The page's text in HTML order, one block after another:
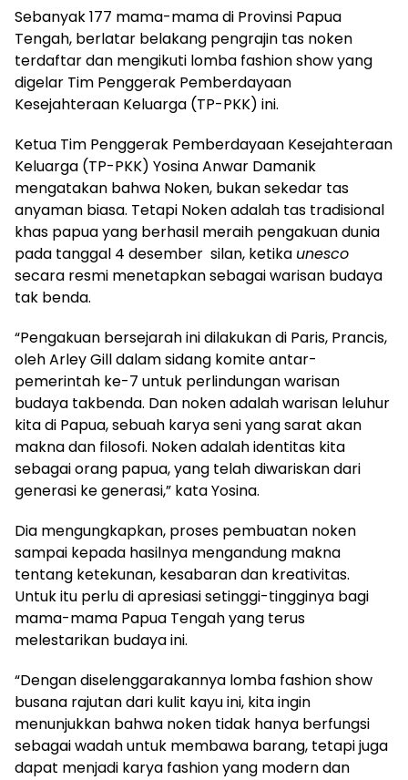
Sebanyak 177 mama-mama di Provinsi Papua
Tengah, berlatar belakang pengrajin tas noken
terdaftar dan mengikuti lomba fashion show yang
digelar Tim Penggerak Pemberdayaan
Kesejahteraan Keluarga (TP-PKK) ini.
Ketua Tim Penggerak Pemberdayaan Kesejahteraan
Keluarga (TP-PKK) Yosina Anwar Damanik
mengatakan bahwa Noken, bukan sekedar tas
anyaman biasa. Tetapi Noken adalah tas tradisional
khas papua yang berhasil meraih pengakuan dunia
pada tanggal 4 desember silan, ketika unesco
secara resmi menetapkan sebagai warisan budaya
tak benda.
“Pengakuan bersejarah ini dilakukan di Paris, Prancis,
oleh Arley Gill dalam sidang komite antar-
pemerintah ke-7 untuk perlindungan warisan
budaya takbenda. Dan noken adalah warisan leluhur
kita di Papua, sebuah karya seni yang sarat akan
makna dan filosofi. Noken adalah identitas kita
sebagai orang papua, yang telah diwariskan dari
generasi ke generasi,” kata Yosina.
Dia mengungkapkan, proses pembuatan noken
sampai kepada hasilnya mengandung makna
tentang ketekunan, kesabaran dan kreativitas.
Untuk itu perlu di apresiasi setinggi-tingginya bagi
mama-mama Papua Tengah yang terus
melestarikan budaya ini.
“Dengan diselenggarakannya lomba fashion show
busana rajutan dari kulit kayu ini, kita ingin
menunjukkan bahwa noken tidak hanya berfungsi
sebagai wadah untuk membawa barang, tetapi juga
dapat menjadi karya fashion yang modern dan